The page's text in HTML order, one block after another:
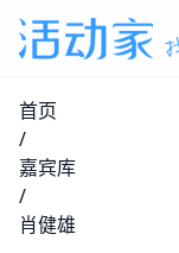
首页
/
嘉宾库
/
肖健雄